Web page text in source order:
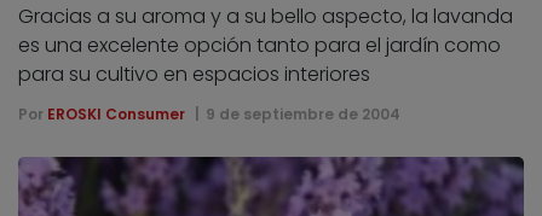
Gracias a su aroma y a su bello aspecto, la lavanda
es una excelente opción tanto para el jardín como
para su cultivo en espacios interiores
Por EROSKI Consumer 9 de septiembre de 2004